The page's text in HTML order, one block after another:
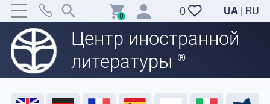
0 UA | RU
Центр иностранной
литературы ®
0